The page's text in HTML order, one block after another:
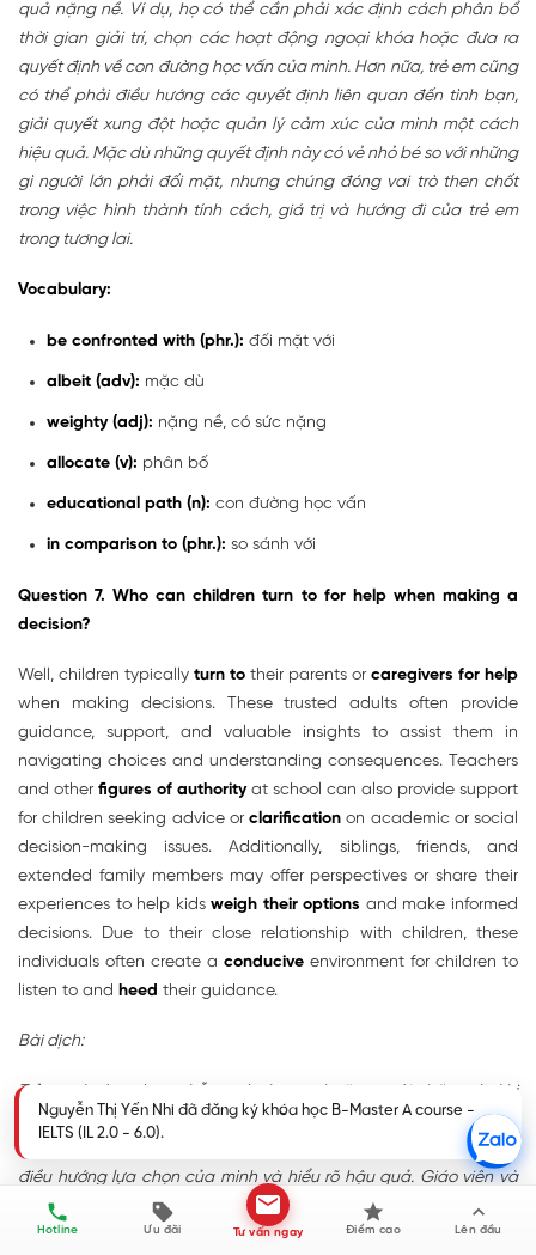
quả nặng nề. Ví dụ, họ có thể cần phải xác định cách phân bổ
thời gian giải trí, chọn các hoạt động ngoại khóa hoặc đưa ra
quyết định về con đường học vấn của mình. Hơn nữa, trẻ em cũng
có thể phải điều hướng các quyết định liên quan đến tình bạn,
giải quyết xung đột hoặc quản lý cảm xúc của mình một cách
hiệu quả. Mặc dù những quyết định này có vẻ nhỏ bé so với những
gì người lớn phải đối mặt, nhưng chúng đóng vai trò then chốt
trong việc hình thành tính cách, giá trị và hướng đi của trẻ em
trong tương lai.
Vocabulary:
be confronted with (phr.): đối mặt với
albeit (adv): mặc dù
weighty (adj): nặng nề, có sức nặng
allocate (v): phân bố
educational path (n): con đường học vấn
in comparison to (phr.): so sánh với
Question 7. Who can children turn to for help when making a
decision?
Well, children typically turn to their parents or caregivers for help
when making decisions. These trusted adults often provide
guidance, support, and valuable insights to assist them in
navigating choices and understanding consequences. Teachers
and other figures of authorityat school can also provide support
for children seeking advice orclarification on academic or social
decision-making issues. Additionally, siblings, friends, and
extended family members may offer perspectives or share their
experiences to help kidsweigh their options and make informed
decisions. Due to their close relationship with children, these
individuals often create a conducive environment for children to
listen to and heed their guidance.
Bài dịch:
Trẻ em thường tìm sự hỗ trợ từ cha mẹ hoặc người chăm sóc khi
đối mặt với quyết định. Những người lớn đáng tin cậy này thường
cung cấp sự hướng dẫn, hỗ trợ và cái nhìn quý báu để giúp trẻ
điều hướng lựa chọn của mình và hiểu rõ hậu quả. Giáo viên và
những người có quyền lực khác tại trường cũng có thể cung cấp
sự hỗ trợ cho trẻ em khi tìm kiếm lời khuyên hoặc làm rõ các vấn
Hotline Ưu đãi Tư vấn ngay Điểm cao Lên đầu
Nguyễn Thị Yến Nhi đã đăng ký khóa học B-Master A course -
IELTS (IL 2.0 - 6.0).